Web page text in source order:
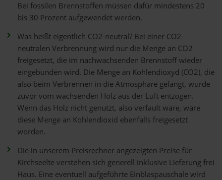
Bei fossilen Brennstoffen müssen dafür mindestens 20
bis 30 Prozent aufgewendet werden.
Was heißt eigentlich CO2-neutral? Bei einer CO2-
neutralen Verbrennung wird nur die Menge an CO2
freigesetzt, die im nachwachsenden Brennstoff wieder
eingebunden wird. Die Menge an Kohlendioxyd (CO2), die
also beim Verbrennen in die Atmosphäre gelangt, wurde
zuvor vom wachsenden Holz aus der Luft entzogen.
Wenn das Holz nicht genutzt, also verfault wäre, wäre
diese Menge an Kohlendioxid ebenfalls freigesetzt
worden.
Die in unserem Preisrechner angezeigten Preise für
Kirchseelte verstehen sich generell inklusive Lieferung frei
Haus. Eine eventuell aufgeführte Einblaspauschale wird